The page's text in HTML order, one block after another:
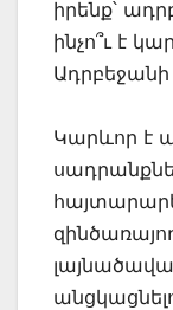
իրենք՝
ինչո՞ւ է
Կարևոր է